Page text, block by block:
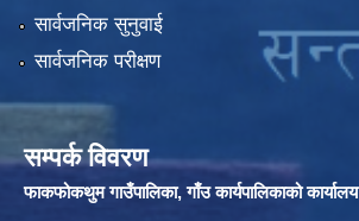
सार्वजनिक सुनुवाई
सार्वजनिक परीक्षण
सम्पर्क विवरण
फाकफोकथुम गाउँपालिका, गाँउ कार्यपालिकाको कार्यालय